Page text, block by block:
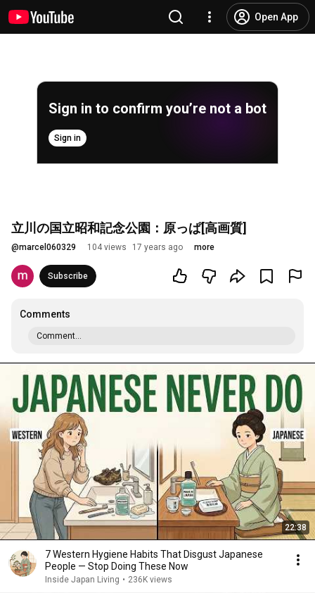
Open App
Sign in to confirm you’re not a bot
Sign in
立川の国立昭和記念公園：原っぱ[高画質]
@marcel060329 104 views 17 years ago more
Subscribe
Comments
Comment...
22:38
7 Western Hygiene Habits That Disgust Japanese
People — Stop Doing These Now
Inside Japan Living • 236K views